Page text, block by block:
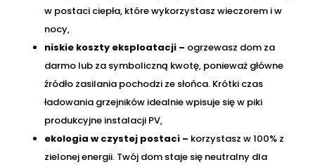
w postaci ciepła, które wykorzystasz wieczorem i w
nocy,
niskie koszty eksploatacji – ogrzewasz dom za
darmo lub za symboliczną kwotę, ponieważ główne
źródło zasilania pochodzi ze słońca. Krótki czas
ładowania grzejników idealnie wpisuje się w piki
produkcyjne instalacji PV,
ekologia w czystej postaci – korzystasz w 100% z
zielonej energii. Twój dom staje się neutralny dla